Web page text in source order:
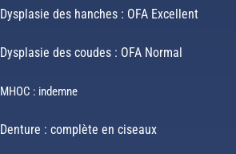
Dysplasie des hanches : OFA Excellent
Dysplasie des coudes : OFA Normal
MHOC : indemne
Denture : complète en ciseaux